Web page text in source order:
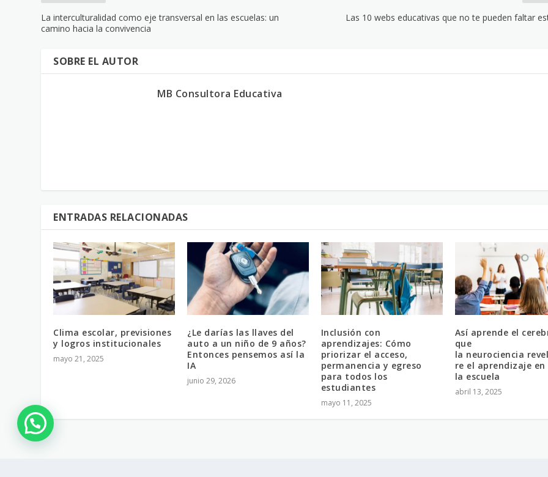
La interculturalidad como eje transversal en las escuelas: un
camino hacia la convivencia
Las 10 webs educativas que no te pueden faltar
SOBRE EL AUTOR
MB Consultora Educativa
ENTRADAS RELACIONADAS
Clima escolar, previsiones
y logros institucionales
mayo 21, 2025
¿Le darías las llaves del
auto a un niño de 9 años?
Entonces pensemos así la
IA
junio 29, 2026
Inclusión con
aprendizajes: Cómo
priorizar el acceso,
permanencia y egreso
para todos los
estudiantes
mayo 11, 2025
Así aprende el
que
la neurociencia
re el aprendizaje en
la escuela
abril 13, 2025